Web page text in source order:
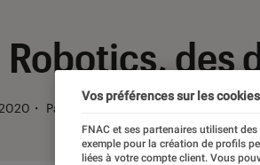
des
・ Par Maxime Noël
Vos préférences sur les cookies
FNAC et ses partenaires utilisent
exemple pour la création de profils
liées à votre compte client. Vous